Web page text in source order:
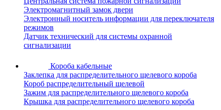
Электромагнитный замок двери
Электронный носитель информации для переключателя
режимов
Датчик технический для системы охранной
сигнализации
Короба кабельные
Заклепка для распределительного щелевого короба
Короб распределительный щелевой
Зажим для распределительного щелевого короба
Крышка для распределительного щелевого короба